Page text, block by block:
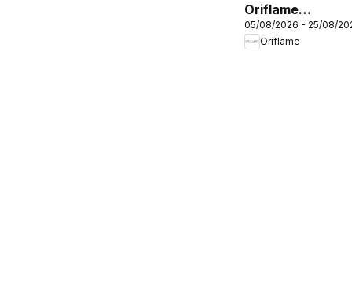
Oriflame
erbjudanden
11/26
05/08/2026 - 25/08/
Oriflame